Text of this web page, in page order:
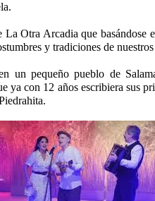
Otra Arcadia que basándose
y tradiciones de nuestros
un pequeño pueblo de
ya con 12 años escribiera sus